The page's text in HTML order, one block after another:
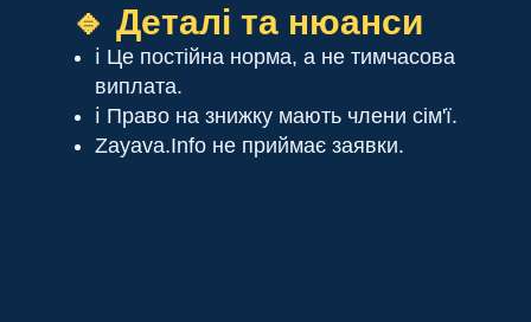
🔹 Деталі та нюанси
ℹ️ Це постійна норма, а не тимчасова
виплата.
ℹ️ Право на знижку мають члени сім'ї.
Zayava.Info не приймає заявки.